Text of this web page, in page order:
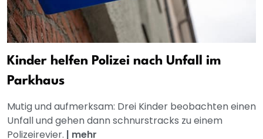
Kinder helfen Polizei nach Unfall im
Parkhaus
Mutig und aufmerksam: Drei Kinder beobachten einen
Unfall und gehen dann schnurstracks zu einem
Polizeirevier. | mehr